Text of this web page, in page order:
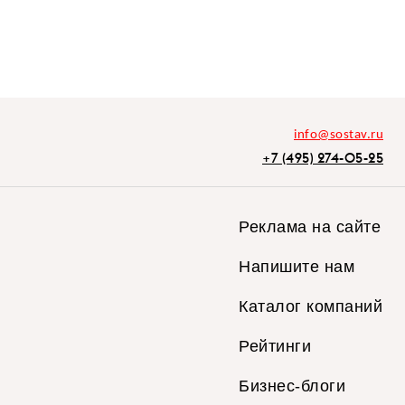
info@sostav.ru
+7 (495) 274-05-25
Реклама на сайте
Напишите нам
Каталог компаний
Рейтинги
Бизнес-блоги